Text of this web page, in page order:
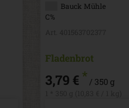
Bauck Mühle
C%
Fladenbrot
3,79 €* / 350 g